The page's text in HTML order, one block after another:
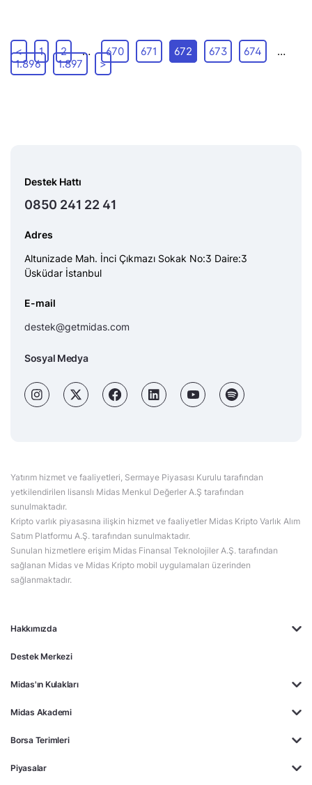
< 1 2 … 670 671 672 673 674
…
1.896
1.897 >
Hakkımızda
Destek Merkezi
Midas'ın Kulakları
Midas Akademi
Borsa Terimleri
Piyasalar
Destek Hattı
0850 241 22 41
Adres
Altunizade Mah. İnci Çıkmazı Sokak No:3 Daire:3
Üsküdar İstanbul
E-mail
destek@getmidas.com
Sosyal Medya
Yatırım hizmet ve faaliyetleri, Sermaye Piyasası Kurulu tarafından
yetkilendirilen lisanslı Midas Menkul Değerler A.Ş tarafından
sunulmaktadır.
Kripto varlık piyasasına ilişkin hizmet ve faaliyetler Midas Kripto Varlık Alım
Satım Platformu A.Ş. tarafından sunulmaktadır.
Sunulan hizmetlere erişim Midas Finansal Teknolojiler A.Ş. tarafından
sağlanan Midas ve Midas Kripto mobil uygulamaları üzerinden
sağlanmaktadır.